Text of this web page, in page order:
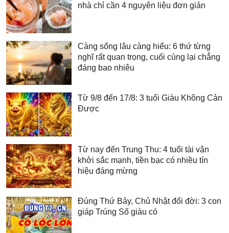
nhà chỉ cần 4 nguyên liệu đơn giản
Càng sống lâu càng hiểu: 6 thứ từng
nghĩ rất quan trọng, cuối cùng lại chẳng
đáng bao nhiêu
Từ 9/8 đến 17/8: 3 tuổi Giàu Không Cản
Được
Từ nay đến Trung Thu: 4 tuổi tài vận
khởi sắc mạnh, tiền bạc có nhiều tín
hiệu đáng mừng
Đúng Thứ Bảy, Chủ Nhật đổi đời: 3 con
giáp Trúng Số giàu có